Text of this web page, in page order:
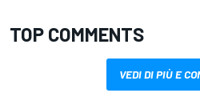
TOP COMMENTS
VEDI DI PIÙ E